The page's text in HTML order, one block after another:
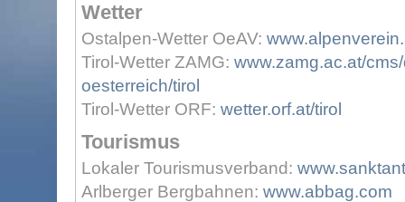
Wetter
Ostalpen-Wetter OeAV:
Tirol-Wetter ZAMG: www.zamg.ac.at/
oesterreich/tirol
Tirol-Wetter ORF: wetter.orf.at/tirol
Tourismus
Lokaler Tourismusverband:
Arlberger Bergbahnen: www.abbag.com